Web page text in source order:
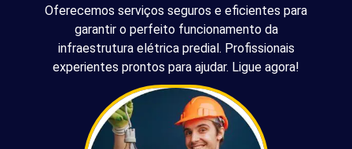
Oferecemos serviços seguros e eficientes para
garantir o perfeito funcionamento da
infraestrutura elétrica predial. Profissionais
experientes prontos para ajudar. Ligue agora!